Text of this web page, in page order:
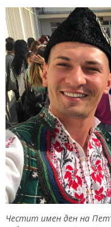
Честит имен ден на